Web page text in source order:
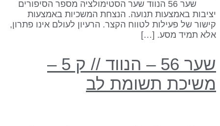
שער 56 הנווד שער הסטימולציה מספר הסיפורים
באמצעות תנועה. הנצחת המשכיות באמצעות
של פעילות לטווח הקצר. הרעיון לעולם אינו פתרון,
תמיד מסע. […]
שער 56 – הנווד // ק 5 –
תשומת לב